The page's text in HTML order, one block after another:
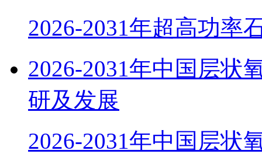
2026-2031年超高功率
2026-2031年中国层状
研及发展
2026-2031年中国层状